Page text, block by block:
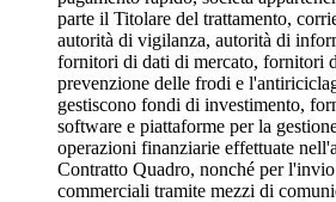
parte il Titolare del trattamento,
autorità di vigilanza, autorità di
fornitori di dati di mercato, fornitori
prevenzione delle frodi e
gestiscono fondi di investimento,
software e piattaforme per la
operazioni finanziarie effettuate
Contratto Quadro, nonché per
commerciali tramite mezzi di